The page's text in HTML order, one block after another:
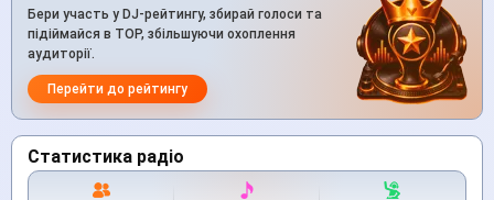
Бери участь у DJ-рейтингу, збирай голоси та
підіймайся в TOP, збільшуючи охоплення
аудиторії.
Перейти до рейтингу
Статистика радіо